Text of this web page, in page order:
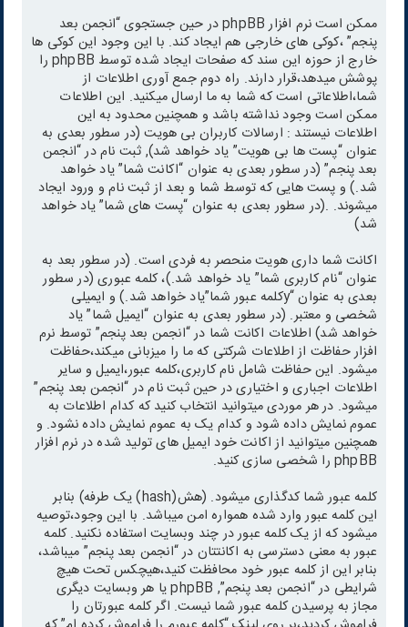
ممکن است نرم افزار phpBB در حین جستجوی “انجمن بعد
پنجم” ،کوکی های خارجی هم ایجاد کند. با این وجود این کوکی ها
خارج از حوزه این سند که صفحات ایجاد شده توسط phpBB را
پوشش میدهد،قرار دارند. راه دوم جمع آوری اطلاعات از
شما،اطلاعاتی است که شما به ما ارسال میکنید. این اطلاعات
ممکن است وجود نداشته باشد و همچنین محدود به این
اطلاعات نیستند : ارسالات کاربران بی هویت (در سطور بعدی به
عنوان “پست ها بی هویت” یاد خواهد شد), ثبت نام در “انجمن
بعد پنجم” (در سطور بعدی به عنوان “اکانت شما” یاد خواهد
شد.) و پست هایی که توسط شما و بعد از ثبت نام و ورود ایجاد
میشوند. .(در سطور بعدی به عنوان “پست های شما” یاد خواهد
شد)
اکانت شما داری هویت منحصر به فردی است. (در سطور بعد به
عنوان “نام کاربری شما” یاد خواهد شد.)، کلمه عبوری (در سطور
بعدی به عنوان “yکلمه عبور شما”یاد خواهد شد.) و ایمیلی
شخصی و معتبر. (در سطور بعدی به عنوان “ایمیل شما” یاد
خواهد شد) اطلاعات اکانت شما در “انجمن بعد پنجم” توسط نرم
افزار حفاظت از اطلاعات شرکتی که ما را میزبانی میکند،حفاظت
میشود. این حفاظت شامل نام کاربری،کلمه عبور،ایمیل و سایر
اطلاعات اجباری و اختیاری در حین ثبت نام در “انجمن بعد پنجم”
میشود. در هر موردی میتوانید انتخاب کنید که کدام اطلاعات به
عموم نمایش داده شود و کدام یک به عموم نمایش داده نشود. و
همچنین میتوانید از اکانت خود ایمیل های تولید شده در نرم افزار
phpBB را شخصی سازی کنید.
کلمه عبور شما کدگذاری میشود. (هش(hash) یک طرفه) بنابر
این کلمه عبور وارد شده همواره امن میباشد. با این وجود،توصیه
میشود که از یک کلمه عبور در چند وبسایت استفاده نکنید. کلمه
عبور به معنی دسترسی به اکانتتان در “انجمن بعد پنجم” میباشد،
بنابر این از کلمه عبور خود محافظت کنید،هیچکس تحت هیچ
شرایطی در “انجمن بعد پنجم”, phpBB یا هر وبسایت دیگری
مجاز به پرسیدن کلمه عبور شما نیست. اگر کلمه عبورتان را